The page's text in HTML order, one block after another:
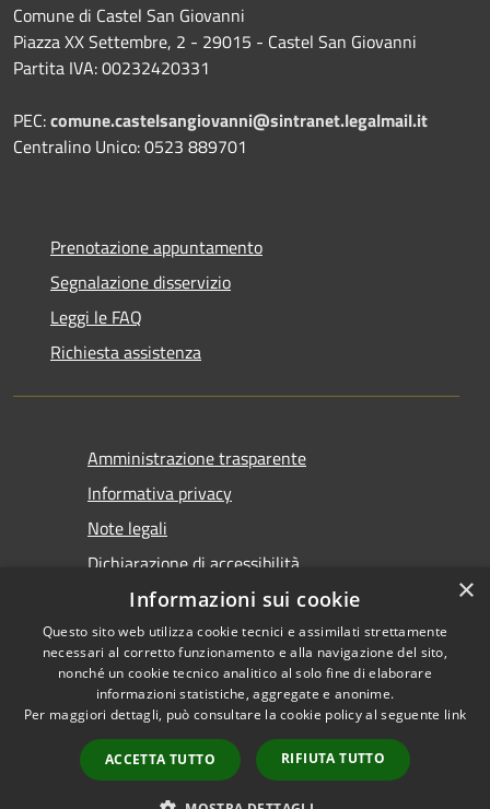
Comune di Castel San Giovanni
Piazza XX Settembre, 2 - 29015 - Castel San Giovanni
Partita IVA: 00232420331
PEC:comune.castelsangiovanni@sintranet.legalmail.it
Centralino Unico: 0523 889701
Prenotazione appuntamento
Segnalazione disservizio
Leggi le FAQ
Richiesta assistenza
Amministrazione trasparente
Informativa privacy
Note legali
Dichiarazione di accessibilità
Accessibilità
Copyright © 2026 • Comune di
Castel San Giovanni • Powered
byMunicipium
Accesso
redazione
×
Informazioni sui cookie
Questo sito web utilizza cookie tecnici e assimilati strettamente
necessari al corretto funzionamento e alla navigazione del sito,
nonché un cookie tecnico analitico al solo fine di elaborare
informazioni statistiche, aggregate e anonime.
Per maggiori dettagli, può consultare la cookie policy al seguente link
ACCETTA TUTTO RIFIUTA TUTTO